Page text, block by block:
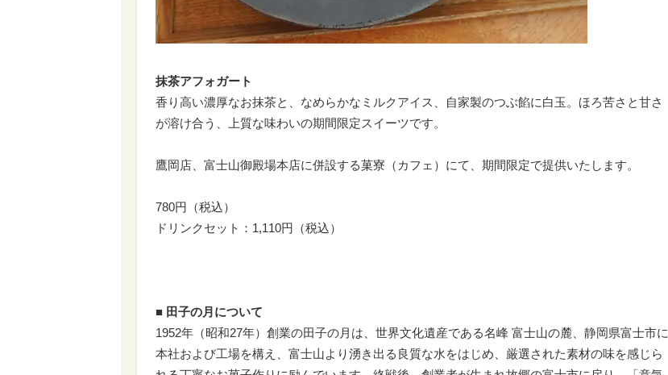
抹茶アフォガート
香り高い濃厚なお抹茶と、なめらかなミルクアイス、自家製のつぶ餡に白玉。ほろ苦さと甘さ
が溶け合う、上質な味わいの期間限定スイーツです。
鷹岡店、富士山御殿場本店に併設する菓寮（カフェ）にて、期間限定で提供いたします。
780円（税込）
ドリンクセット：1,110円（税込）
■ 田子の月について
1952年（昭和27年）創業の田子の月は、世界文化遺産である名峰 富士山の麓、静岡県富士市に
本社および工場を構え、富士山より湧き出る良質な水をはじめ、厳選された素材の味を感じら